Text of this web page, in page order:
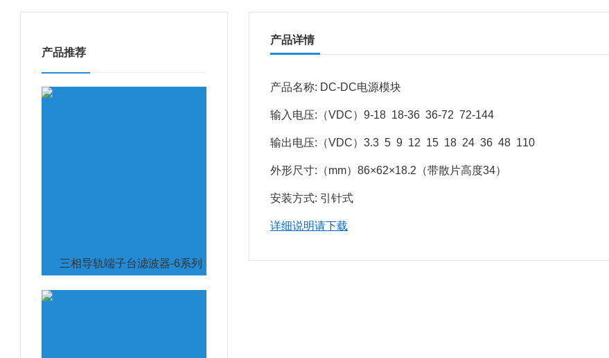
产品推荐
三相导轨端子台滤波器-6系列
产品详情
产品名称: DC-DC电源模块
输入电压:（VDC）9-18  18-36  36-72  72-144
输出电压:（VDC）3.3  5  9  12  15  18  24  36  48  110
外形尺寸:（mm）86×62×18.2（带散片高度34）
安装方式: 引针式
详细说明请下载